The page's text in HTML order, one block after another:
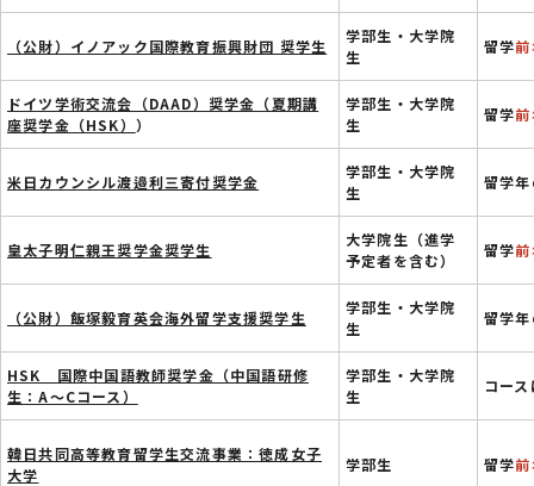
（公財）イノアック国際教育振興財団 奨学生
学部生・大学院
生
留学
ドイツ学術交流会（DAAD）奨学金（夏期講
座奨学金（HSK） ）
学部生・大学院
生
留学
米日カウンシル渡邉利三寄付奨学金
学部生・大学院
生
留学
皇太子明仁親王奨学金奨学生
大学院生（進学
予定者を含む）
留学
（公財）飯塚毅育英会海外留学支援奨学生
学部生・大学院
生
留学
HSK 国際中国語教師奨学金（中国語研修
生：A～Cコース）
学部生・大学院
生
コー
韓日共同高等教育留学生交流事業：徳成女子
大学
学部生 留学